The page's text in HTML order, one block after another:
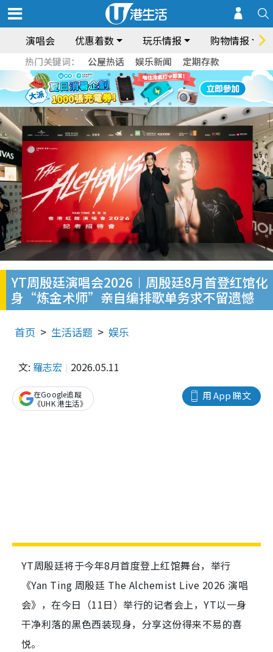
演唱会 优惠着数 玩乐情报 购物情报
热门关键词： 公屋热话 娱乐新闻 定期存款
YT周殷廷演唱会2026︱周殷廷8月首登红馆化
身“炼金术师”亲自编排歌单务求不留遗憾
首页 生活话题 娱乐
文: 羅志宏 2026.05.11
用 App 睇文
在Google追蹤
《UHK 港生活》
YT周殷廷将于今年8月首度登上红馆舞台，举行
《Yan Ting 周殷廷 The Alchemist Live 2026 演唱
会》，在今日（11日）举行的记者会上，YT以一身
干净利落的黑色西装现身，分享这份得来不易的喜
悦。